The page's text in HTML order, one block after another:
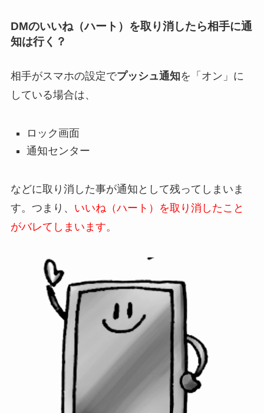
DMのいいね（ハート）を取り消したら相手に通
知は行く？
相手がスマホの設定でプッシュ通知を「オン」に
している場合は、
ロック画面
通知センター
などに取り消した事が通知として残ってしまいま
す。つまり、 いいね（ハート）を取り消したこと
がバレてしまいます。